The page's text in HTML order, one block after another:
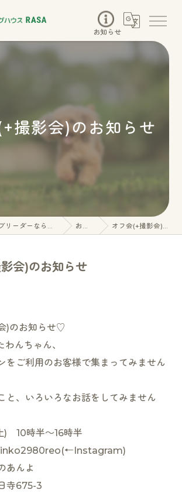
お知らせ
撮影会)のお知らせ
福岡県宮若市のブリーダーならドッグハウスRASA お知らせ オフ会(+撮影会)のお知らせ
会)のお知らせ
)のお知らせ♡
んちゃん、
をご利用のお客様で集まってみません
と、いろいろなお話をしてみません
) 10時半～16時半
んよ
675-3